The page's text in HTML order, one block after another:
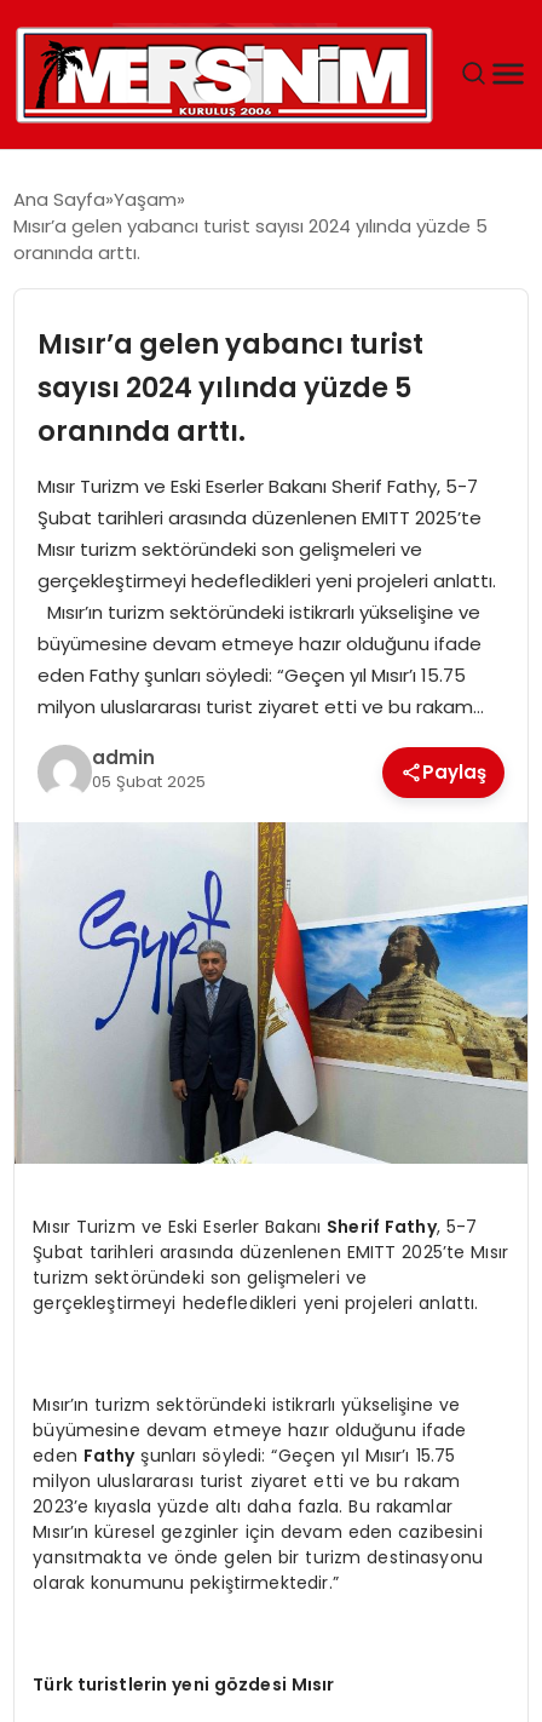
YAŞAM
EĞITIM
SPOR
EKONOMI
MAGAZIN
DÜNYA
OTOMOBIL
Ana Sayfa Yaşam
Mısır’a gelen yabancı turist sayısı 2024 yılında yüzde 5
oranında arttı.
Mısır’a gelen yabancı turist
sayısı 2024 yılında yüzde 5
oranında arttı.
Mısır Turizm ve Eski Eserler Bakanı Sherif Fathy, 5-7
Şubat tarihleri arasında düzenlenen EMITT 2025’te
Mısır turizm sektöründeki son gelişmeleri ve
gerçekleştirmeyi hedefledikleri yeni projeleri anlattı.
Mısır’ın turizm sektöründeki istikrarlı yükselişine ve
büyümesine devam etmeye hazır olduğunu ifade
eden Fathy şunları söyledi: “Geçen yıl Mısır’ı 15.75
milyon uluslararası turist ziyaret etti ve bu rakam…
admin
05 Şubat 2025 Paylaş
Mısır Turizm ve Eski Eserler Bakanı Sherif Fathy, 5-7
Şubat tarihleri arasında düzenlenen EMITT 2025’te Mısır
turizm sektöründeki son gelişmeleri ve
gerçekleştirmeyi hedefledikleri yeni projeleri anlattı.
Mısır’ın turizm sektöründeki istikrarlı yükselişine ve
büyümesine devam etmeye hazır olduğunu ifade
eden Fathyşunları söyledi: “Geçen yıl Mısır’ı 15.75
milyon uluslararası turist ziyaret etti ve bu rakam
2023’e kıyasla yüzde altı daha fazla. Bu rakamlar
Mısır’ın küresel gezginler için devam eden cazibesini
yansıtmakta ve önde gelen bir turizm destinasyonu
olarak konumunu pekiştirmektedir.”
Türk turistlerin yeni gözdesi Mısır